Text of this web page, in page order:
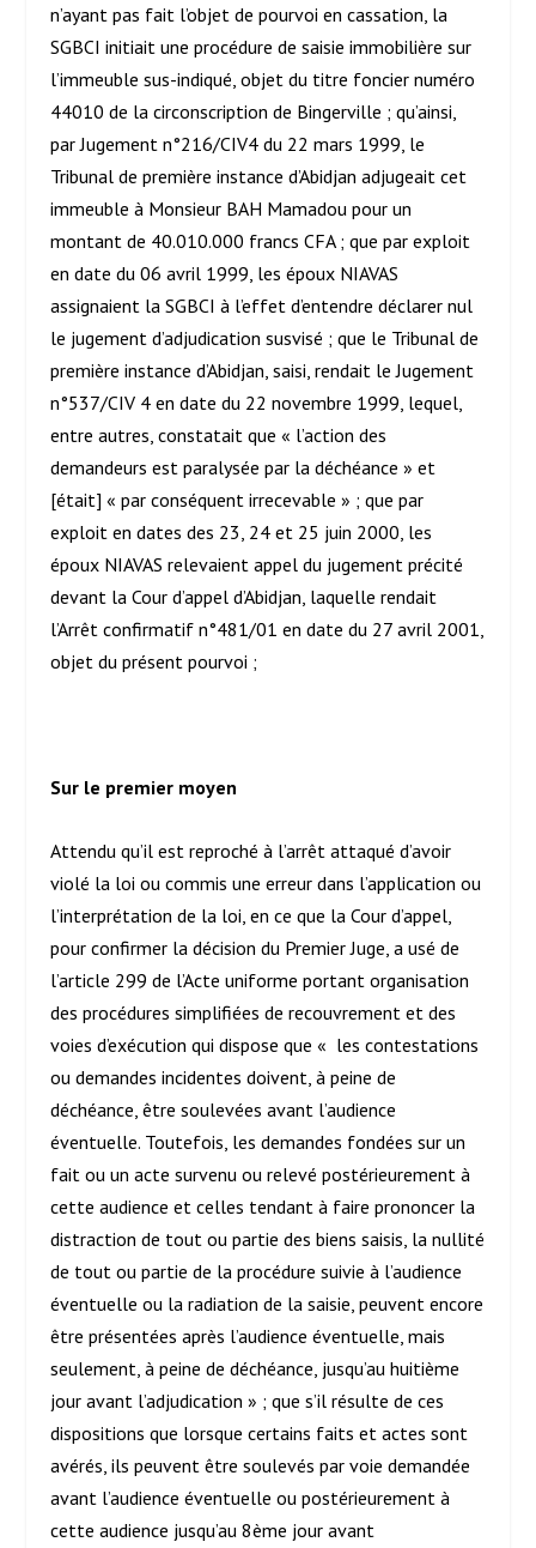
n’ayant pas fait l’objet de pourvoi en cassation, la
SGBCI initiait une procédure de saisie immobilière sur
l’immeuble sus-indiqué, objet du titre foncier numéro
44010 de la circonscription de Bingerville ; qu’ainsi,
par Jugement n°216/CIV4 du 22 mars 1999, le
Tribunal de première instance d’Abidjan adjugeait cet
immeuble à Monsieur BAH Mamadou pour un
montant de 40.010.000 francs CFA ; que par exploit
en date du 06 avril 1999, les époux NIAVAS
assignaient la SGBCI à l’effet d’entendre déclarer nul
le jugement d’adjudication susvisé ; que le Tribunal de
première instance d’Abidjan, saisi, rendait le Jugement
n°537/CIV 4 en date du 22 novembre 1999, lequel,
entre autres, constatait que « l’action des
demandeurs est paralysée par la déchéance » et
[était] « par conséquent irrecevable » ; que par
exploit en dates des 23, 24 et 25 juin 2000, les
époux NIAVAS relevaient appel du jugement précité
devant la Cour d’appel d’Abidjan, laquelle rendait
l’Arrêt confirmatif n°481/01 en date du 27 avril 2001,
objet du présent pourvoi ;
Sur le premier moyen
Attendu qu’il est reproché à l’arrêt attaqué d’avoir
violé la loi ou commis une erreur dans l’application ou
l’interprétation de la loi, en ce que la Cour d’appel,
pour confirmer la décision du Premier Juge, a usé de
l’article 299 de l’Acte uniforme portant organisation
des procédures simplifiées de recouvrement et des
voies d’exécution qui dispose que « les contestations
ou demandes incidentes doivent, à peine de
déchéance, être soulevées avant l’audience
éventuelle. Toutefois, les demandes fondées sur un
fait ou un acte survenu ou relevé postérieurement à
cette audience et celles tendant à faire prononcer la
distraction de tout ou partie des biens saisis, la nullité
de tout ou partie de la procédure suivie à l’audience
éventuelle ou la radiation de la saisie, peuvent encore
être présentées après l’audience éventuelle, mais
seulement, à peine de déchéance, jusqu’au huitième
jour avant l’adjudication » ; que s’il résulte de ces
dispositions que lorsque certains faits et actes sont
avérés, ils peuvent être soulevés par voie demandée
avant l’audience éventuelle ou postérieurement à
cette audience jusqu’au 8ème jour avant